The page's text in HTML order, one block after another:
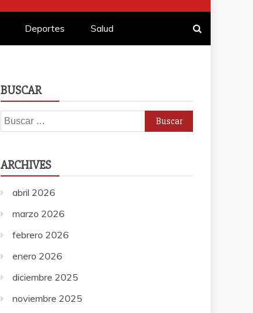
Deportes Salud
BUSCAR
Buscar:
ARCHIVES
abril 2026
marzo 2026
febrero 2026
enero 2026
diciembre 2025
noviembre 2025